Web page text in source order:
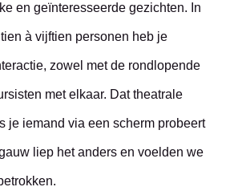
en geïnteresseerde gezichten. In
à vijftien personen heb je
zowel met de rondlopende
met elkaar. Dat theatrale
je iemand via een scherm probeert
liep het anders en voelden we